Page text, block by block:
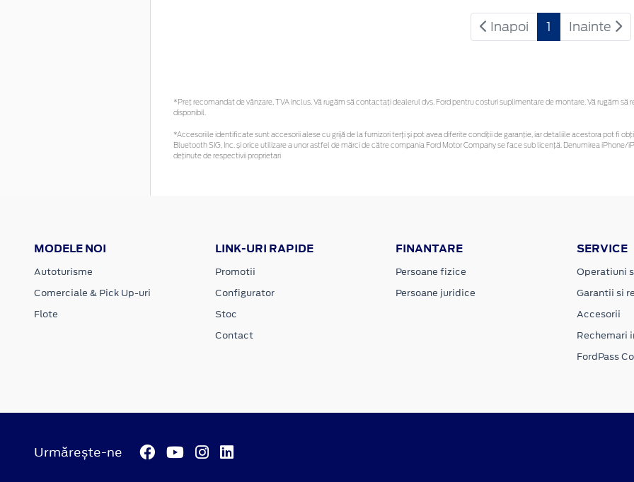
Inapoi 1 Inainte
*Preţ recomandat de vânzare, TVA inclus. Vă rugăm să contactaţi dealerul dvs. Ford pentru costuri suplimentare de montare. Vă rugăm
disponibil.
*Accesoriile identificate sunt accesorii alese cu grijă de la furnizori terți și pot avea diferite condiții de garanție, iar detaliile acestora pot fi
Bluetooth SIG, Inc. și orice utilizare a unor astfel de mărci de către compania Ford Motor Company se face sub licență. Denumirea
deținute de respectivii proprietari
MODELE NOI
Autoturisme
Comerciale & Pick Up-uri
Flote
LINK-URI RAPIDE
Promotii
Configurator
Stoc
Contact
FINANTARE
Persoane fizice
Persoane juridice
SERVICE
Operatiuni
Garantii si
Accesorii
Rechemari
FordPass
Urmărește-ne